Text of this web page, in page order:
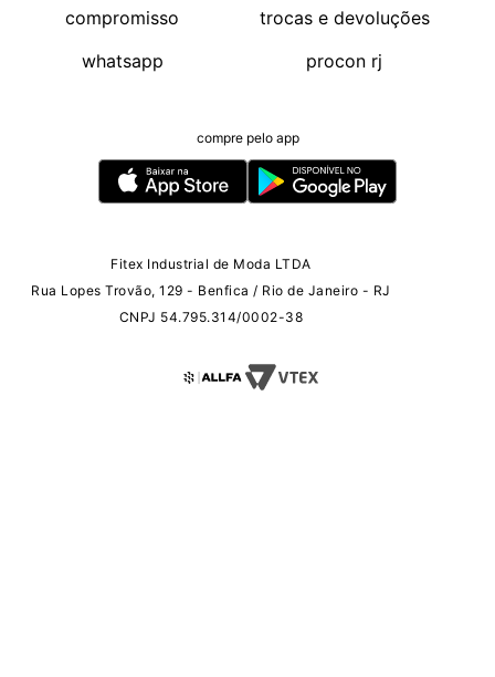
compromisso
whatsapp
trocas e devoluções
procon rj
compre pelo app
Fitex Industrial de Moda LTDA
Rua Lopes Trovão, 129 - Benfica / Rio de Janeiro - RJ
CNPJ 54.795.314/0002-38